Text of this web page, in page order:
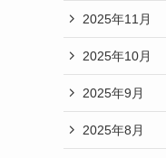
2025年11月
2025年10月
2025年9月
2025年8月